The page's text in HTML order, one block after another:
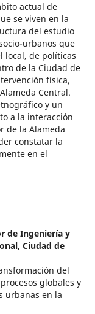
actual de
se viven en la
del estudio
urbanos que
local, de políticas
de la Ciudad de
física,
Central.
y un
a la interacción
de la Alameda
constatar la
en el
de Ingeniería y
Ciudad de
del
globales y
urbanas en la